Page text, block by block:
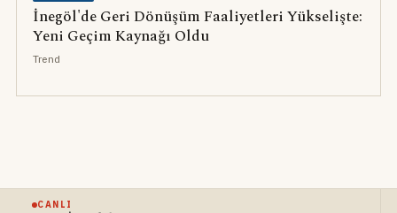
İnegöl'de Geri Dönüşüm Faaliyetleri Yükselişte:
Yeni Geçim Kaynağı Oldu
Trend
CANLI